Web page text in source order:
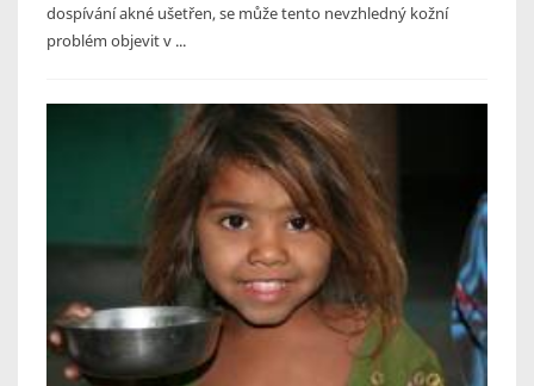
dospívání akné ušetřen, se může tento nevzhledný kožní
problém objevit v ...